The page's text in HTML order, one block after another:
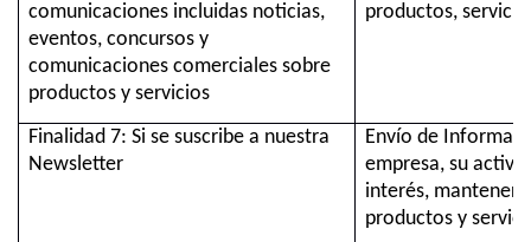
comunicaciones incluidas noticias,
eventos, concursos y
comunicaciones comerciales sobre
productos y servicios
productos,
Finalidad 7: Si se suscribe a nuestra
Newsletter
Envío de
empresa, su
interés,
productos y